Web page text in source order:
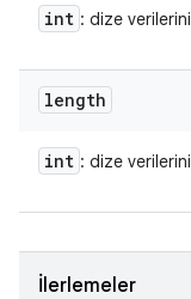
int : dize
length
int : dize
İlerlemeler